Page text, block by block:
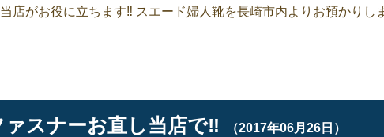
店がお役に立ちます‼︎ スエード婦人靴を長崎市内よりお預かりし
ァスナーお直し当店で‼︎ （2017年06月26日）